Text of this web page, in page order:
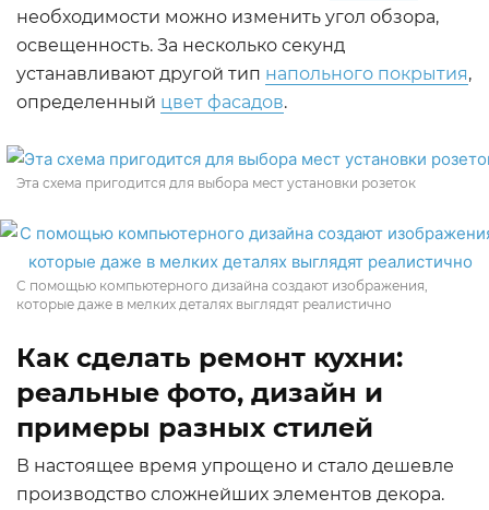
необходимости можно изменить угол обзора,
освещенность. За несколько секунд
устанавливают другой тип напольного покрытия,
определенный цвет фасадов.
Эта схема пригодится для выбора мест установки розеток
С помощью компьютерного дизайна создают изображения,
которые даже в мелких деталях выглядят реалистично
Как сделать ремонт кухни:
реальные фото, дизайн и
примеры разных стилей
В настоящее время упрощено и стало дешевле
производство сложнейших элементов декора.